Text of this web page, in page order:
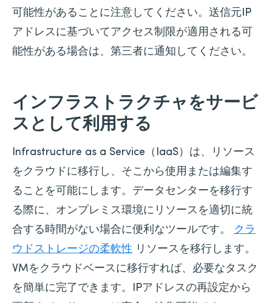
可能性があることに注意してください。送信元IP
アドレスに基づいてアクセス制限が適用される可
能性がある場合は、第三者に通知してください。
インフラストラクチャをサービ
スとして利用する
Infrastructure as a Service（IaaS）は、リソース
をクラウドに移行し、そこから使用または編集す
ることを可能にします。データセンターを移行す
る際に、オンプレミス環境にリソースを適切に統
合する時間がない場合に便利なツールです。 クラ
ウドストレージの柔軟性 リソースを移行します。
VMをクラウドベースに移行すれば、必要なタスク
を簡単に完了できます。IPアドレスの再設定から